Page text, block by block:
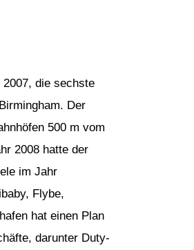
die sechste
Der
500 m vom
2008 hatte der
im Jahr
Flybe,
hat einen Plan
darunter Duty-